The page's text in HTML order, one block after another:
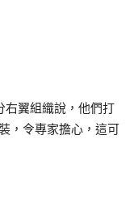
右翼組織說，他們打
，令專家擔心，這可